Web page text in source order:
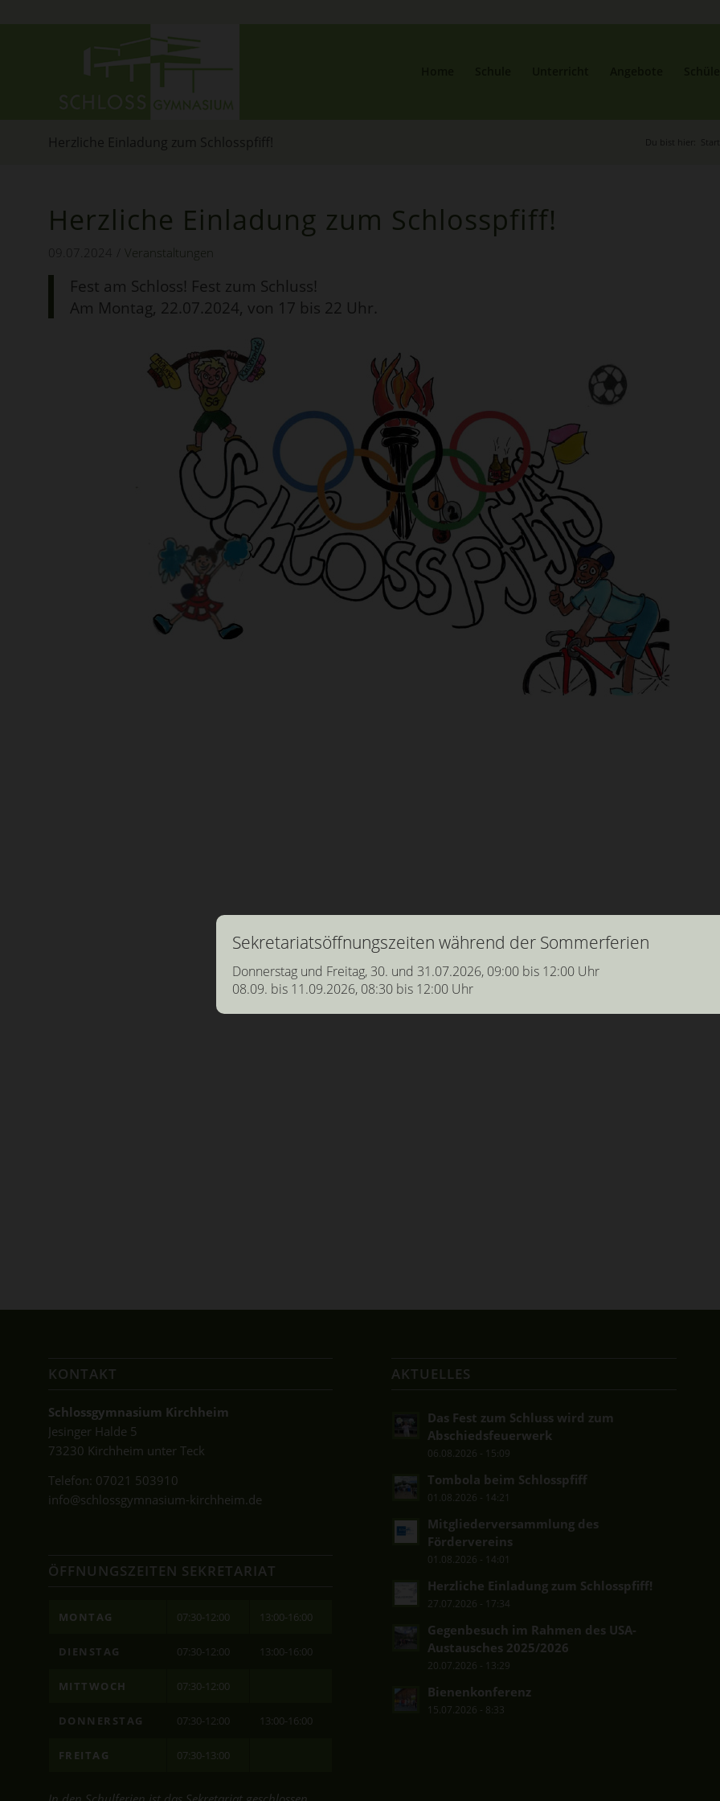
Herzliche Einladung zum Schlosspfiff! Du bist hier:
Herzliche Einladung zum Schlosspfiff!
09.07.2024 Veranstaltungen
Fest am Schloss! Fest zum Schluss!
Am Montag, 22.07.2024, von 17 bis 22 Uhr.
KONTAKT
Schlossgymnasium Kirchheim
Jesinger Halde 5
73230 Kirchheim unter Teck
Telefon: 07021 503910
info@schlossgymnasium-kirchheim.de
ÖFFNUNGSZEITEN SEKRETARIAT
MONTAG 07:30-12:00 13:00-16:00
DIENSTAG 07:30-12:00 13:00-16:00
MITTWOCH 07:30-12:00
DONNERSTAG 07:30-12:00 13:00-16:00
FREITAG 07:30-13:00
AKTUELLES
Das Fest zum Schluss wird zum
Abschiedsfeuerwerk
06.08.2026 - 15:09
Tombola beim Schlosspfiff
01.08.2026 - 14:21
Mitgliederversammlung des
Fördervereins
01.08.2026 - 14:01
Herzliche Einladung zum Schlosspfiff!
27.07.2026 - 17:34
Gegenbesuch im Rahmen des USA-
Austausches 2025/2026
20.07.2026 - 13:29
Bienenkonferenz
15.07.2026 - 8:33
Sekretariatsöffnungszeiten während der Sommerferien
Donnerstag und Freitag, 30. und 31.07.2026, 09:00 bis 12:00 Uhr
08.09. bis 11.09.2026, 08:30 bis 12:00 Uhr